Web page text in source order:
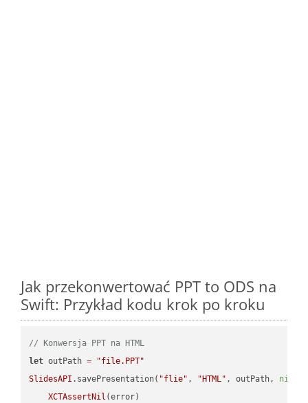
Jak przekonwertować PPT to ODS na
Swift: Przykład kodu krok po kroku
// Konwersja PPT na HTML
let outPath =
"file.PPT"
SlidesAPI .savePresentation( "flie" , "HTML" , outPath, nil
XCTAssertNil (error)